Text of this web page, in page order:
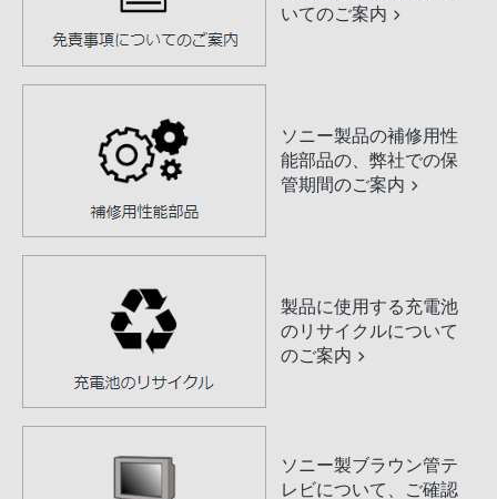
いてのご案内
ソニー製品の補修用性
能部品の、弊社での保
管期間のご案内
製品に使用する充電池
のリサイクルについて
のご案内
ソニー製ブラウン管テ
レビについて、ご確認